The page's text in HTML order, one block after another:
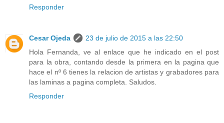
Responder
Cesar Ojeda
23 de julio de 2015 a las 22:50
Hola Fernanda, ve al enlace que he indicado en el post
para la obra, contando desde la primera en la pagina que
hace el nº 6 tienes la relacion de artistas y grabadores para
las laminas a pagina completa. Saludos.
Responder